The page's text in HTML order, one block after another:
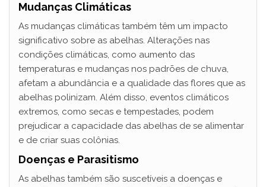
Mudanças Climáticas
As mudanças climáticas também têm um impacto
significativo sobre as abelhas. Alterações nas
condições climáticas, como aumento das
temperaturas e mudanças nos padrões de chuva,
afetam a abundância e a qualidade das flores que as
abelhas polinizam. Além disso, eventos climáticos
extremos, como secas e tempestades, podem
prejudicar a capacidade das abelhas de se alimentar
e de criar suas colônias.
Doenças e Parasitismo
As abelhas também são suscetíveis a doenças e